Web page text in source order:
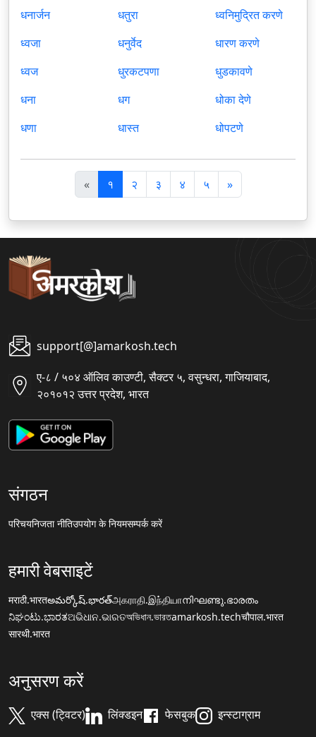
धनार्जन
ध्वजा
ध्वज
धना
धणा
धतुरा
धनुर्वेद
धुरकटपणा
धग
धास्त
ध्वनिमुद्रित करणे
धारण करणे
धुडकावणे
धोका देणे
धोपटणे
«पि
छ
ला
१ २ ३ ४ ५ »अ
ग
ला
support[@]amarkosh.tech
ए-८ / ५०४ ऑलिव काउण्टी, सैक्टर ५, वसुन्धरा, गाजियाबाद,
२०१०१२ उत्तर प्रदेश, भारत
संगठन
परिचयनिजता नीतिउपयोग के नियमसम्पर्क करें
हमारी वेबसाइटें
मराठी.भारतఅమర్కోష్.భారత్அகராதி.இந்தியாനിഘണ്ടു.ഭാരതം
ನಿಘಂಟು.ಭಾರತଅଭିଧାନ.ଭାରତঅভিধান.ভারতamarkosh.techचौपाल.भारत
सारथी.भारत
अनुसरण करें
एक्स (ट्विटर) लिंक्डइन फेसबुक इन्स्टाग्राम